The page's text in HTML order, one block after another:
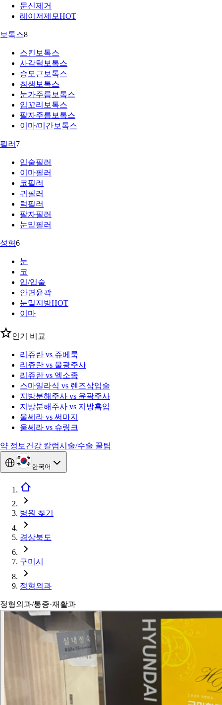
문신제거
레이저제모HOT
보톡스8
스킨보톡스
사각턱보톡스
승모근보톡스
침샘보톡스
눈가주름보톡스
입꼬리보톡스
팔자주름보톡스
이마/미간보톡스
필러 7
입술필러
이마필러
코필러
귀필러
턱필러
팔자필러
눈밑필러
성형6
눈
코
입/입술
안면윤곽
눈밑지방HOT
이마
인기 비교
리쥬란 vs 쥬베룩
리쥬란 vs 물광주사
리쥬란 vs 엑소좀
스마일라식 vs 렌즈삽입술
지방분해주사 vs 윤곽주사
지방분해주사 vs 지방흡입
울쎄라 vs 써마지
울쎄라 vs 슈링크
약 정보 건강 칼럼시술/수술 꿀팁
한국어
병원 찾기
경상북도
구미시
정형외과
정형외과/통증·재활과